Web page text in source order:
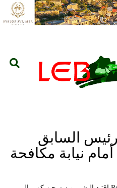
السابق
نيابة مكافحة